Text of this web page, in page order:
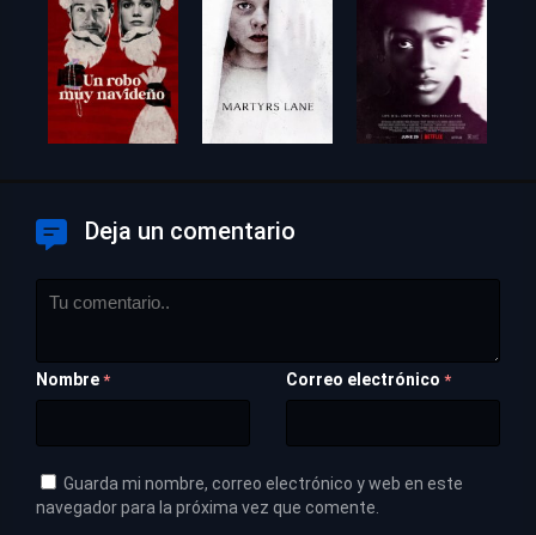
Deja un comentario
Nombre * Correo electrónico *
Guarda mi nombre, correo electrónico y web en este
navegador para la próxima vez que comente.